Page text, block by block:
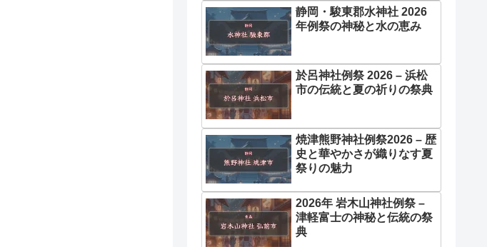
静岡・駿東郡水神社 2026
年例祭の神秘と水の恵み
於呂神社例祭 2026 – 浜松
市の伝統と夏の祈りの祭典
焼津熊野神社例祭2026 – 歴
史と華やかさが織りなす夏
祭りの魅力
2026年 岩木山神社例祭 –
津軽富士の神秘と伝統の祭
典